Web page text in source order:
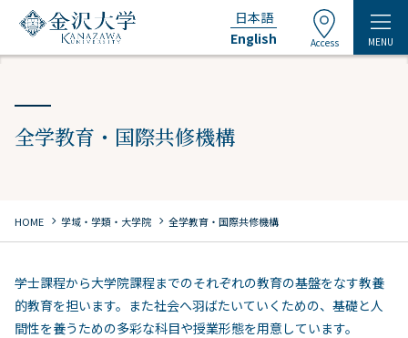
日本語
English
Access MENU
全学教育・国際共修機構
HOME chevron_right 学域・学類・大学院 chevron_right 全学教育・国際共修機構
学士課程から大学院課程までのそれぞれの教育の基盤をなす教養
的教育を担います。また社会へ羽ばたいていくための、基礎と人
間性を養うための多彩な科目や授業形態を用意しています。